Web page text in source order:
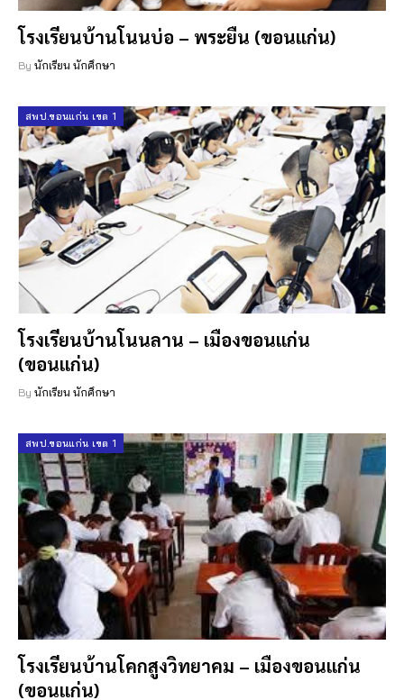
โรงเรียนบ้านโนนบ่อ – พระยืน (ขอนแก่น)
By นักเรียน นักศึกษา
สพป.ขอนแก่น เขต 1
โรงเรียนบ้านโนนลาน – เมืองขอนแก่น
(ขอนแก่น)
By นักเรียน นักศึกษา
สพป.ขอนแก่น เขต 1
โรงเรียนบ้านโคกสูงวิทยาคม – เมืองขอนแก่น
(ขอนแก่น)